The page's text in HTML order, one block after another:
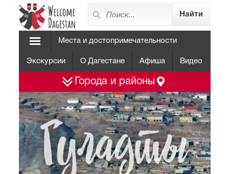
Места и достопримечательности
Экскурсии О Дагестане Афиша Видео
Города и районы
Гуладты